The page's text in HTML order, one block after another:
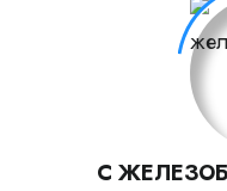
С